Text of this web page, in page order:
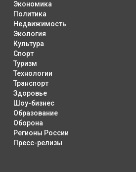
Экономика
Политика
Недвижимость
Экология
Культура
Спорт
Туризм
Технологии
Транспорт
Здоровье
Шоу-бизнес
Образование
Оборона
Регионы России
Пресс-релизы